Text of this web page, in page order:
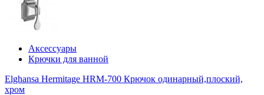
Аксессуары
Крючки для ванной
Elghansa Hermitage HRM-700 Крючок одинарный,плоский,
хром